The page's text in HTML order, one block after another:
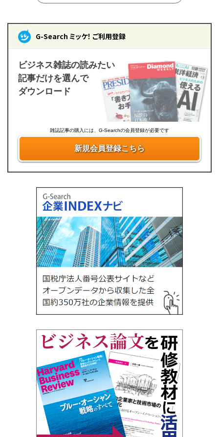
G-Search ミッケ！ ご利用登録
ビジネス雑誌の読みたい
記事だけを選んで
ダウンロード
雑誌記事の購入には、G-Searchの会員登録が必要です
新規会員登録こちら